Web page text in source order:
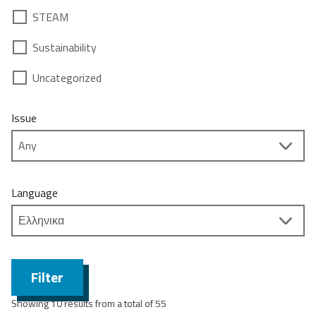
STEAM
Sustainability
Uncategorized
Issue
Language
Filter
Showing 10 results from a total of 55